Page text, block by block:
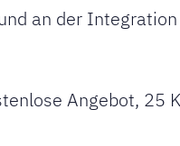
an der
Angebot, 25